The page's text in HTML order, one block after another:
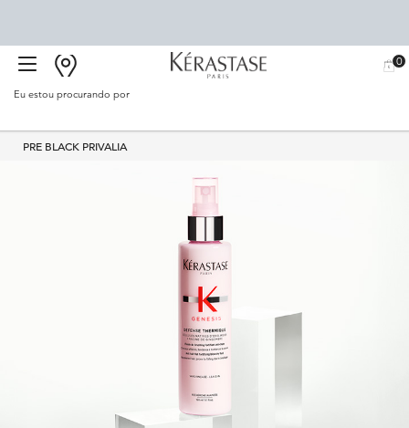
BUSCAR
MEU
0
0
Eu estou procurando por
Main content
PRE BLACK PRIVALIA